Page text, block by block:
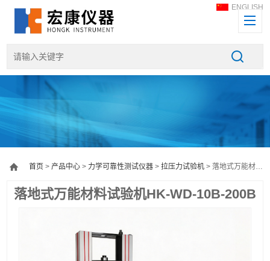
ENGLISH
首页 >产品中心 > 力学可靠性测试仪器 >拉压力试验机 > 落地式万能材料试验机HK-WD-10B-200B
落地式万能材料试验机HK-WD-10B-200B